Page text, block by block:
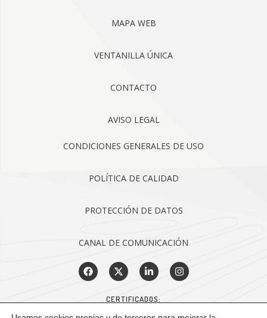
MAPA WEB
VENTANILLA ÚNICA
CONTACTO
AVISO LEGAL
CONDICIONES GENERALES DE USO
POLÍTICA DE CALIDAD
PROTECCIÓN DE DATOS
CANAL DE COMUNICACIÓN
CERTIFICADOS: